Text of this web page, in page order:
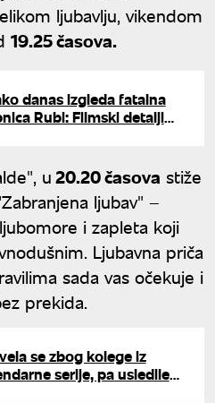
ljubavlju, vikendom
19.25 časova.
danas izgleda fatalna
Rubi: Filmski detalji
u20.20 časova stiže
ljubav" –
i zapleta koji
Ljubavna priča
sada vas očekuje i
prekida.
se zbog kolege iz
serije, pa usledile